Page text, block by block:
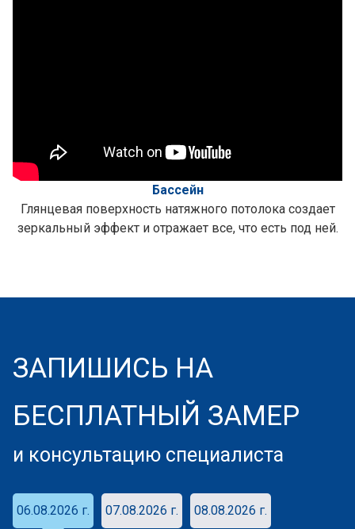
Бассейн
Глянцевая поверхность натяжного потолока создает
зеркальный эффект и отражает все, что есть под ней.
ЗАПИШИСЬ НА
БЕСПЛАТНЫЙ ЗАМЕР
и консультацию специалиста
06.08.2026 г. 07.08.2026 г. 08.08.2026 г.